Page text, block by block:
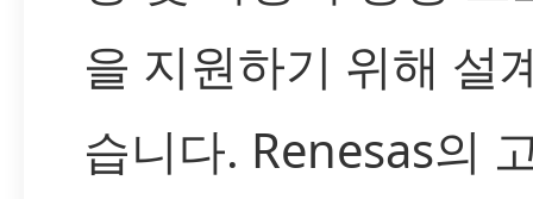
을 지원하기 위해 설
습니다. Renesas의